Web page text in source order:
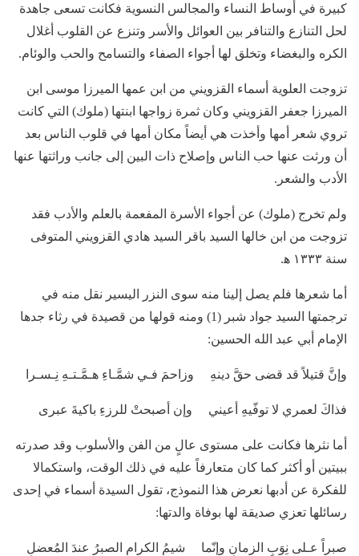
كبيرة في أوساط النساء والمجالس النسوية فكانت تسعى جاهدة
لحل التنازع والتنافر بين العوائل والأسر وتنزع عن القلوب أغلال
الكره والبغضاء وتخلق لها أجواء الصفاء والتسامح والحب والوئام.
تزوجت العلوية أسماء القزويني من ابن عمها الميرزا موسى ابن
الميرزا جعفر القزويني وكان ثمرة زواجها ابنتها (ملوك) التي كانت
تروي شعر أمها وأخذت هي أيضاً مكان أمها في قلوب الناس بعد
أن ورثت عنها حب الناس وإصلاح ذات البين إلى جانب وراثتها عنها
الأدب والشعر.
ولم تخرج (ملوك) عن أجواء الأسرة المفعمة بالعلم والأدب فقد
تزوجت من ابن خالها السيد باقر السيد هادي القزويني المتوفى
سنة ١٣٣٣ ه‍.
أما شعرها فلم يصل إلينا منه سوى النزر اليسير نقل منه في
ترجمتها السيد جواد شبر (1) ومنه قولها من قصيدة في رثاء جدها
الإمام أبي عبد الله الحسين:
وإنَّ قتيلاً قد قضى حقَّ دينهِ وزاحمَ فـي شمَّـاءِ هـمَّـتـهِ نِـسـرا
فذاكَ لعمري لا توفّيهِ أعيني وإن أصبحتْ للرزءِ باكيةَ عبرى
أما نثرها فكانت على مستوى عالٍ من الفن والأسلوب وقد صدرته
ببيتين أو أكثر كما كان متعارفاً عليه في ذلك الوقت، واستكمالا
للفكرة عن أدبها نعرض هذا النموذج، تقول السيدة أسماء في إحدى
رسائلها تعزي صديقة لها بوفاة والدتها:
صبراً عـلى نِوَبِ الزمانِ وإنّما شيمُ الكرامِ الصبرُ عندَ المُعضلِ